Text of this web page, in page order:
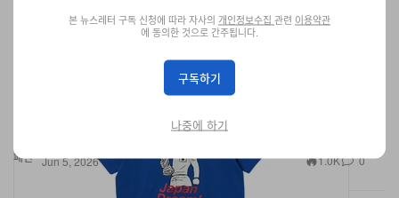
패션
BEAMS Mangart, ‘Captain Tsubasa’ “Catch the
Japan Dream!” 한정 캡슐 컬렉션 공개
‘Victory’와 ‘Dream’ 그래픽으로 캡틴 츠바사의 레전드 축구 명장면
Jun 5, 2026 1.0K 0
본 뉴스레터 구독 신청에 따라 자사의 개인정보수집 관련 이용약관
에 동의한 것으로 간주됩니다.
구독하기
나중에 하기